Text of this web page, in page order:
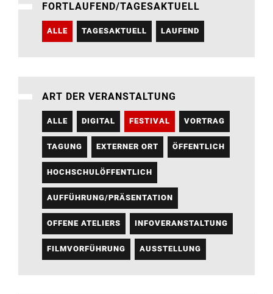
Aktuelles
FORTLAUFEND/TAGESAKTUELL
ALLE TAGESAKTUELL LAUFEND
ART DER VERANSTALTUNG
ALLE DIGITAL FESTIVAL VORTRAG
TAGUNG EXTERNER ORT ÖFFENTLICH
HOCHSCHULÖFFENTLICH
AUFFÜHRUNG/PRÄSENTATION
OFFENE ATELIERS INFOVERANSTALTUNG
FILMVORFÜHRUNG AUSSTELLUNG